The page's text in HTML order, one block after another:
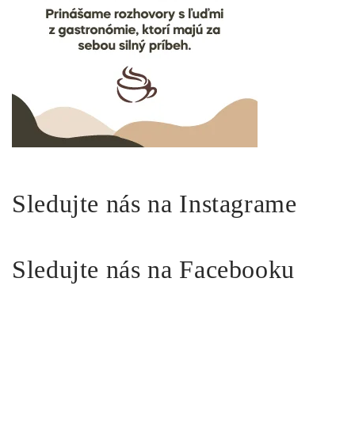
Sledujte nás na Instagrame
Sledujte nás na Facebooku